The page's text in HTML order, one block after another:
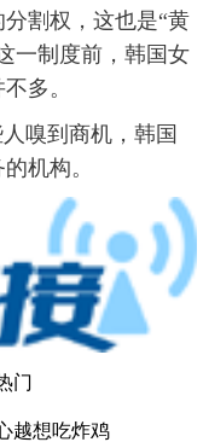
割权，这也是“黄
一制度前，韩国女
多。
嗅到商机，韩国
机构。
门
越想吃炸鸡